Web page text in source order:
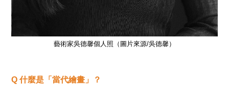
藝術家吳德馨個人照（圖片來源/吳德馨）
Q什麼是「當代繪畫」？